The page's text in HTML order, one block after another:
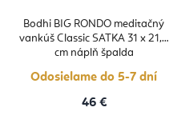
Bodhi BIG RONDO meditačný
vankúš Classic SATKA 31 x 21,5
cm náplň špalda
Odosielame do 5-7 dní
46 €